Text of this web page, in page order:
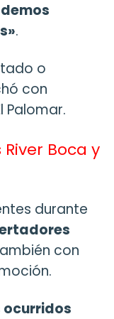
.
o
con
Palomar.
Boca y
durante
con
ocurridos